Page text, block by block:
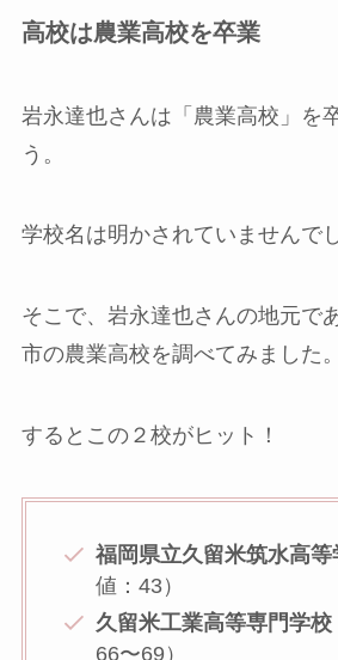
高校は農業高校を卒業
岩永達也さんは「農業高校」を
う。
学校名は明かされていませんでし
そこで、岩永達也さんの地元で
市の農業高校を調べてみました。
するとこの２校がヒット！
福岡県立久留米筑水高等
値：43）
久留米工業高等専門学校
66〜69）